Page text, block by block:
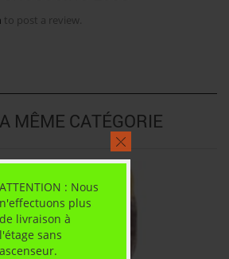
ATTENTION : Nous
n'effectuons plus
de livraison à
l'étage sans
ascenseur.
to post a review.
MÊME CATÉGORIE